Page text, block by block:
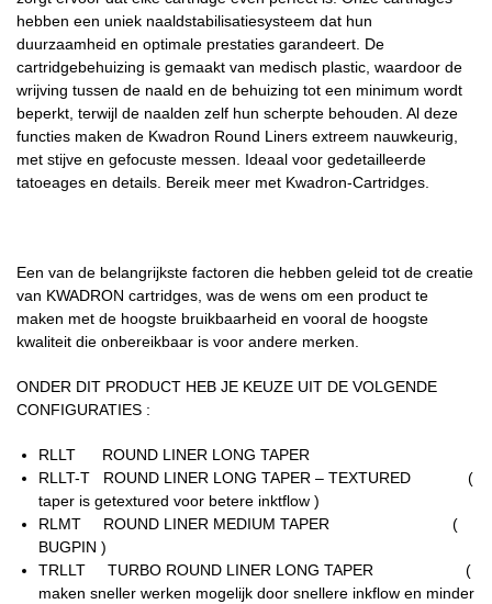
hebben een uniek naaldstabilisatiesysteem dat hun
duurzaamheid en optimale prestaties garandeert. De
cartridgebehuizing is gemaakt van medisch plastic, waardoor de
wrijving tussen de naald en de behuizing tot een minimum wordt
beperkt, terwijl de naalden zelf hun scherpte behouden. Al deze
functies maken de Kwadron Round Liners extreem nauwkeurig,
met stijve en gefocuste messen. Ideaal voor gedetailleerde
tatoeages en details. Bereik meer met Kwadron-Cartridges.
Een van de belangrijkste factoren die hebben geleid tot de creatie
van KWADRON cartridges, was de wens om een ​​product te
maken met de hoogste bruikbaarheid en vooral de hoogste
kwaliteit die onbereikbaar is voor andere merken.
ONDER DIT PRODUCT HEB JE KEUZE UIT DE VOLGENDE
CONFIGURATIES :
RLLT ROUND LINER LONG TAPER
RLLT-T ROUND LINER LONG TAPER – TEXTURED (
taper is getextured voor betere inktflow )
RLMT ROUND LINER MEDIUM TAPER (
BUGPIN )
TRLLT TURBO ROUND LINER LONG TAPER (
maken sneller werken mogelijk door snellere inkflow en minder